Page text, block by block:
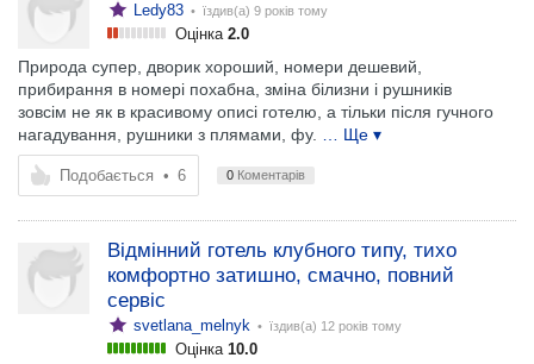
Ledy83 • їздив(а) 9 років тому
Оцінка 2.0
Природа супер, дворик хороший, номери дешевий,
прибирання в номері похабна, зміна білизни і рушників
зовсім не як в красивому описі готелю, а тільки після гучного
нагадування, рушники з плямами, фу.
… Ще ▾
Подобається • 6 0 Коментарів
Відмінний готель клубного типу, тихо
комфортно затишно, смачно, повний
сервіс
svetlana_melnyk • їздив(а) 12 років тому
Оцінка 10.0